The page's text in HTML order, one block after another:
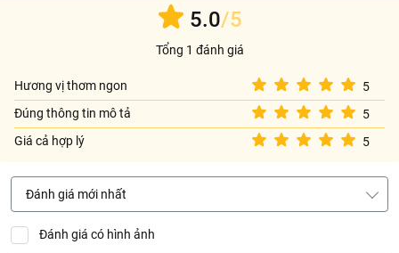
Vo gạo trước khi nấu.
Đong nước theo tỉ lệ 1 chén gạo : 1,2 – 1,5 chén nước (Có thể
tăng hoặc giảm lượng nước tùy theo khẩu vị).
Nấu cơm đến khi cơm chín (khoảng 20 phút), sau đó chờ thêm
khoảng 10 phút để cơm ráo.
Hướng dẫn bảo quản
Bảo quản nơi khô ráo thoáng mát tránh ánh nắng mặt trời. Nên
dùng trong 1 tháng sau khi mở bao bì.
5.0/5
Tổng 1 đánh giá
Hương vị thơm ngon
5
Đúng thông tin mô tả
5
Giá cả hợp lý
5
Đánh giá mới nhất
Đánh giá có hình ảnh